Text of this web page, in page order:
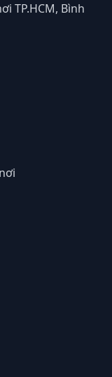
TP.HCM, Bình